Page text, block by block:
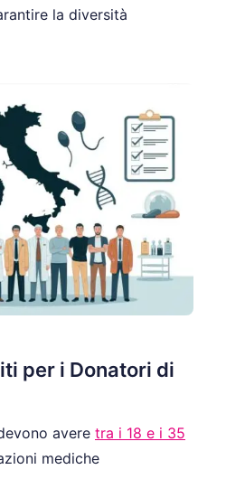
la diversità
per i Donatori di
avere tra i 18 e i 35
mediche